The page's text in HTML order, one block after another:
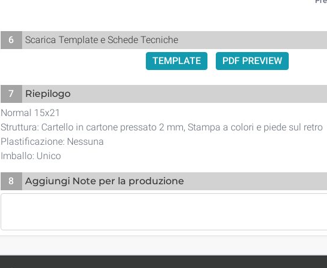
6
Scarica Template e Schede Tecniche
TEMPLATE
PDF PREVIEW
7
Riepilogo
Normal 15x21
Struttura: Cartello in cartone pressato 2 mm, Stampa a colori e piede sul retro
Plastificazione: Nessuna
Imballo: Unico
8 Aggiungi Note per la produzione